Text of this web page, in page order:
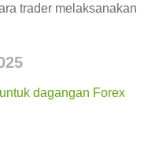
trader melaksanakan